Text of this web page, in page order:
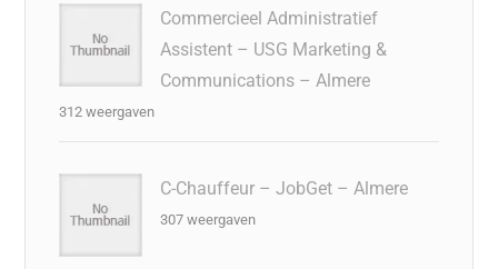
Commercieel Administratief
Assistent – USG Marketing &
Communications – Almere
312 weergaven
C-Chauffeur – JobGet – Almere
307 weergaven